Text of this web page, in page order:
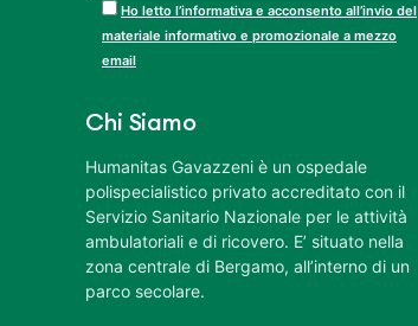
Ho letto l’informativa e acconsento all’invio del
materiale informativo e promozionale a mezzo
email
Chi Siamo
Humanitas Gavazzeni è un ospedale
polispecialistico privato accreditato con il
Servizio Sanitario Nazionale per le attività
ambulatoriali e di ricovero. E’ situato nella
zona centrale di Bergamo, all’interno di un
parco secolare.